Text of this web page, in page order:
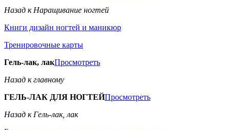
Назад к Наращивание ногтей
Книги дизайн ногтей и маникюр
Тренировочные карты
Гель-лак, лакПросмотреть
Назад к главному
ГЕЛЬ-ЛАК ДЛЯ НОГТЕЙПросмотреть
Назад к Гель-лак, лак